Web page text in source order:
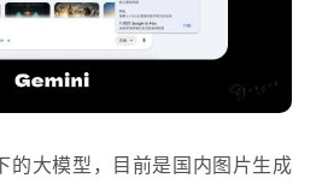
的大模型，目前是国内图片生成